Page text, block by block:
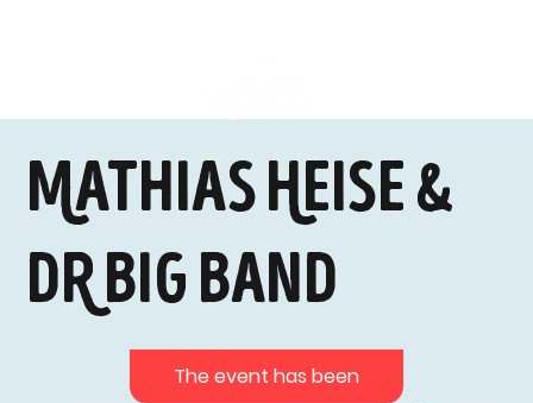
Mathias Heise &
DR Big Band
The event has been